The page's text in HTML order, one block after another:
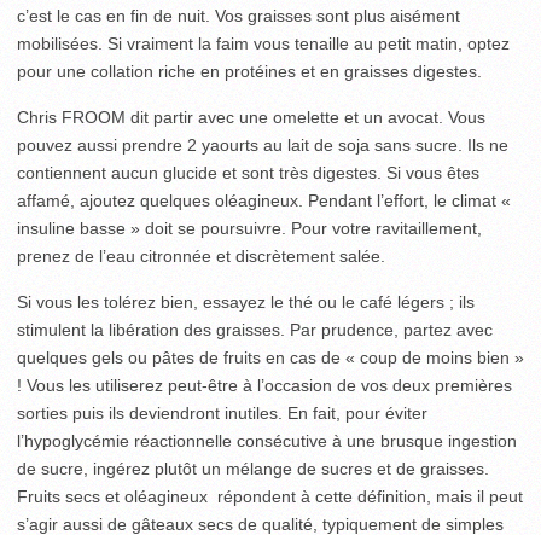
c’est le cas en fin de nuit. Vos graisses sont plus aisément
mobilisées. Si vraiment la faim vous tenaille au petit matin, optez
pour une collation riche en protéines et en graisses digestes.
Chris FROOM dit partir avec une omelette et un avocat. Vous
pouvez aussi prendre 2 yaourts au lait de soja sans sucre. Ils ne
contiennent aucun glucide et sont très digestes. Si vous êtes
affamé, ajoutez quelques oléagineux. Pendant l’effort, le climat «
insuline basse » doit se poursuivre. Pour votre ravitaillement,
prenez de l’eau citronnée et discrètement salée.
Si vous les tolérez bien, essayez le thé ou le café légers ; ils
stimulent la libération des graisses. Par prudence, partez avec
quelques gels ou pâtes de fruits en cas de « coup de moins bien »
! Vous les utiliserez peut-être à l’occasion de vos deux premières
sorties puis ils deviendront inutiles. En fait, pour éviter
l’hypoglycémie réactionnelle consécutive à une brusque ingestion
de sucre, ingérez plutôt un mélange de sucres et de graisses.
Fruits secs et oléagineux répondent à cette définition, mais il peut
s’agir aussi de gâteaux secs de qualité, typiquement de simples